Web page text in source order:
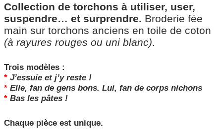
Collection de torchons à utiliser, user,
suspendre… et surprendre. Broderie fée
main sur torchons anciens en toile de coton
(à rayures rouges ou uni blanc)
Trois modèles :
* J’essuie et j’y reste !
* Elle, fan de gens bons. Lui, fan de corps nichons
* Bas les pâtes !
Chaque pièce est unique.